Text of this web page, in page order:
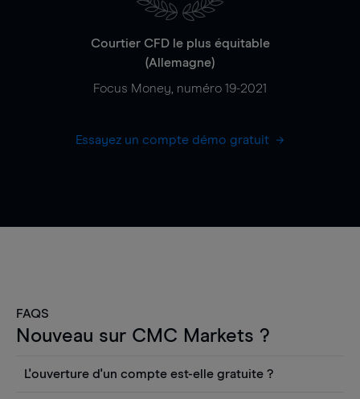
Courtier CFD le plus équitable
(Allemagne)
Focus Money, numéro 19-2021
Essayez un compte démo gratuit
FAQS
Nouveau sur CMC Markets ?
L'ouverture d'un compte est-elle gratuite ?